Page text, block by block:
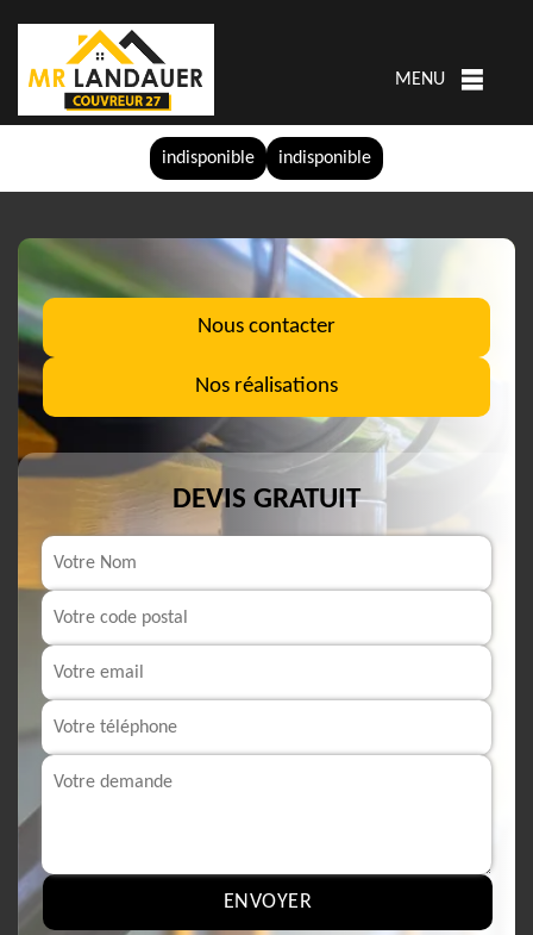
indisponible indisponible
MENU
Nous contacter
Nos réalisations
DEVIS GRATUIT